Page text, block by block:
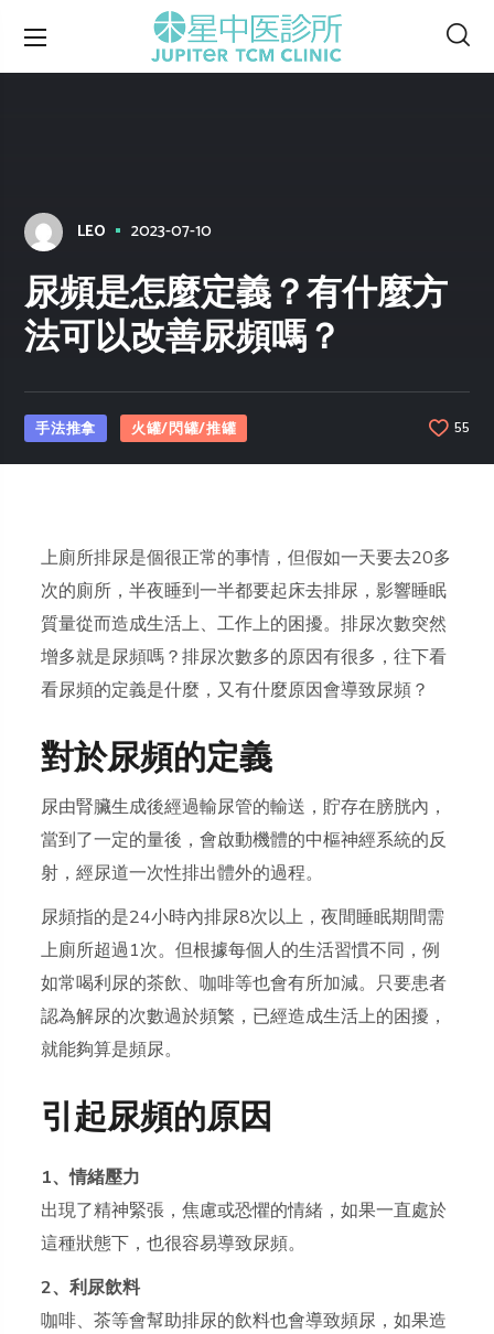
LEO 2023-07-10
尿頻是怎麼定義？有什麼方
法可以改善尿頻嗎？
手法推拿 火罐/閃罐/推罐 55
上廁所排尿是個很正常的事情，但假如一天要去20多
次的廁所，半夜睡到一半都要起床去排尿，影響睡眠
質量從而造成生活上、工作上的困擾。排尿次數突然
增多就是尿頻嗎？排尿次數多的原因有很多，往下看
看尿頻的定義是什麼，又有什麼原因會導致尿頻？
對於尿頻的定義
尿由腎臟生成後經過輸尿管的輸送，貯存在膀胱內，
當到了一定的量後，會啟動機體的中樞神經系統的反
射，經尿道一次性排出體外的過程。
尿頻指的是24小時內排尿8次以上，夜間睡眠期間需
上廁所超過1次。但根據每個人的生活習慣不同，例
如常喝利尿的茶飲、咖啡等也會有所加減。只要患者
認為解尿的次數過於頻繁，已經造成生活上的困擾，
就能夠算是頻尿。
引起尿頻的原因
1、情緒壓力
出現了精神緊張，焦慮或恐懼的情緒，如果一直處於
這種狀態下，也很容易導致尿頻。
2、利尿飲料
咖啡、茶等會幫助排尿的飲料也會導致頻尿，如果造